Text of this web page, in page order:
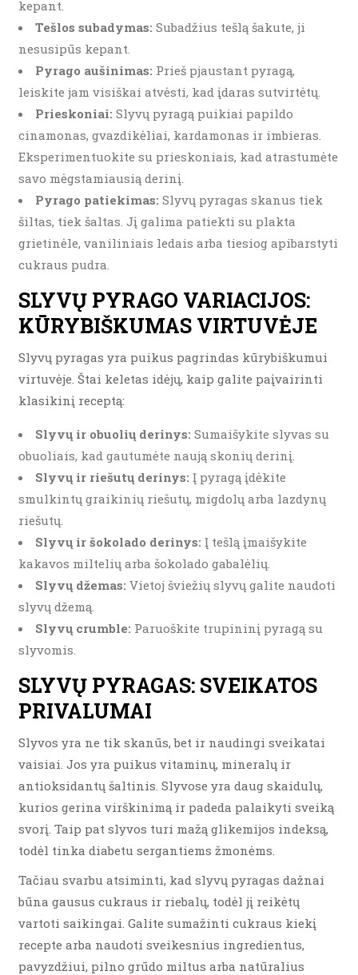
kepant.
Tešlos subadymas: Subadžius tešlą šakute, ji
nesusipūs kepant.
Pyrago aušinimas: Prieš pjaustant pyragą,
leiskite jam visiškai atvėsti, kad įdaras sutvirtėtų.
Prieskoniai: Slyvų pyragą puikiai papildo
cinamonas, gvazdikėliai, kardamonas ir imbieras.
Eksperimentuokite su prieskoniais, kad atrastumėte
savo mėgstamiausią derinį.
Pyrago patiekimas: Slyvų pyragas skanus tiek
šiltas, tiek šaltas. Jį galima patiekti su plakta
grietinėle, vaniliniais ledais arba tiesiog apibarstyti
cukraus pudra.
SLYVŲ PYRAGO VARIACIJOS:
KŪRYBIŠKUMAS VIRTUVĖJE
Slyvų pyragas yra puikus pagrindas kūrybiškumui
virtuvėje. Štai keletas idėjų, kaip galite paįvairinti
klasikinį receptą:
Slyvų ir obuolių derinys: Sumaišykite slyvas su
obuoliais, kad gautumėte naują skonių derinį.
Slyvų ir riešutų derinys: Į pyragą įdėkite
smulkintų graikinių riešutų, migdolų arba lazdynų
riešutų.
Slyvų ir šokolado derinys: Į tešlą įmaišykite
kakavos miltelių arba šokolado gabalėlių.
Slyvų džemas: Vietoj šviežių slyvų galite naudoti
slyvų džemą.
Slyvų crumble: Paruoškite trupininį pyragą su
slyvomis.
SLYVŲ PYRAGAS: SVEIKATOS
PRIVALUMAI
Slyvos yra ne tik skanūs, bet ir naudingi sveikatai
vaisiai. Jos yra puikus vitaminų, mineralų ir
antioksidantų šaltinis. Slyvose yra daug skaidulų,
kurios gerina virškinimą ir padeda palaikyti sveiką
svorį. Taip pat slyvos turi mažą glikemijos indeksą,
todėl tinka diabetu sergantiems žmonėms.
Tačiau svarbu atsiminti, kad slyvų pyragas dažnai
būna gausus cukraus ir riebalų, todėl jį reikėtų
vartoti saikingai. Galite sumažinti cukraus kiekį
recepte arba naudoti sveikesnius ingredientus,
pavyzdžiui, pilno grūdo miltus arba natūralius